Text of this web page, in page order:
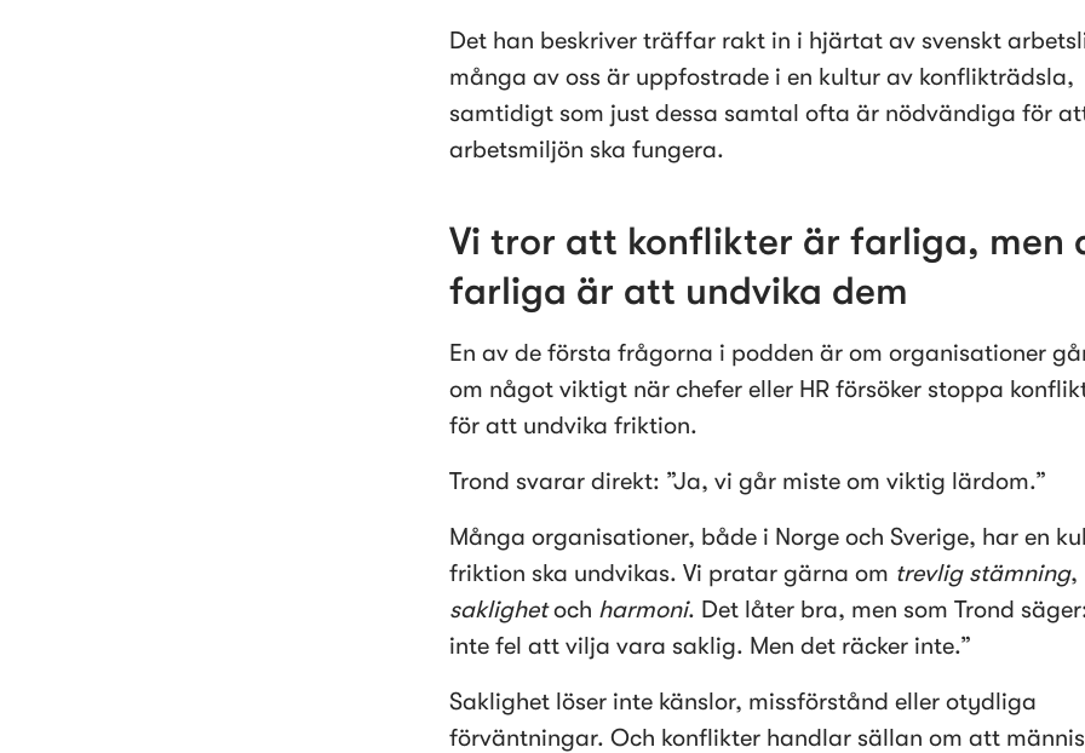
Det han beskriver träffar rakt in i hjärtat av svenskt
många av oss är uppfostrade i en kultur av konflikträdsla,
samtidigt som just dessa samtal ofta är nödvändiga för
arbetsmiljön ska fungera.
Vi tror att konflikter är farliga, men
farliga är att undvika dem
En av de första frågorna i podden är om organisationer
om något viktigt när chefer eller HR försöker stoppa
för att undvika friktion.
Trond svarar direkt: ”Ja, vi går miste om viktig lärdom.”
Många organisationer, både i Norge och Sverige, har en
friktion ska undvikas. Vi pratar gärna om trevlig stämning
saklighet och harmoni. Det låter bra, men som Trond
inte fel att vilja vara saklig. Men det räcker inte.”
Saklighet löser inte känslor, missförstånd eller otydliga
förväntningar. Och konflikter handlar sällan om att